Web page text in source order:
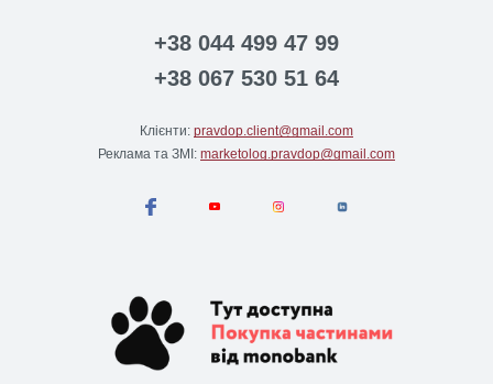
+38 044 499 47 99
+38 067 530 51 64
Клієнти: pravdop.client@gmail.com
Реклама та ЗМІ: marketolog.pravdop@gmail.com